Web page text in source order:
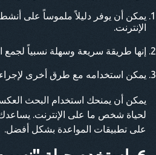
يمكن أن يوفر دليلاً ملموساً على
الإنترنت.
إنها طريقة سريعة وسهلة نسبياً لجمع
يمكن استخدامه مع طرق أخرى لإجراء
يمكن أن يمنحك استخدام البحث
لحياة شخص ما على الإنترنت.
على تطبيقات المواعدة بشكل أفضل.